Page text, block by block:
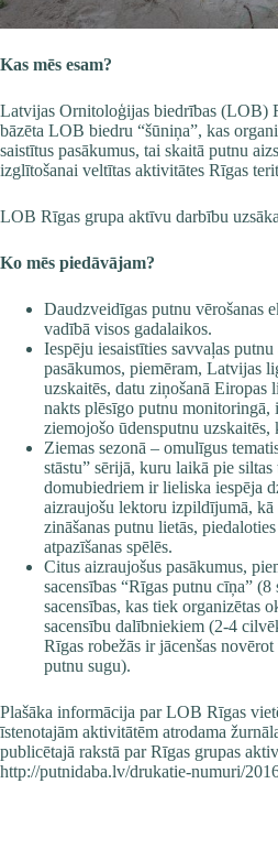
Kas mēs esam?
Latvijas Ornitoloģijas biedrības (LOB)
bāzēta LOB biedru “šūniņa”, kas
saistītus pasākumus, tai skaitā putnu
izglītošanai veltītas aktivitātes Rīgas
LOB Rīgas grupa aktīvu darbību
Ko mēs piedāvājam?
Daudzveidīgas putnu vērošanas
vadībā visos gadalaikos.
Iespēju iesaistīties savvaļas
pasākumos, piemēram, Latvijas
uzskaitēs, datu ziņošanā Eiropas
nakts plēsīgo putnu monitoringā,
ziemojošo ūdensputnu uzskaitēs,
Ziemas sezonā – omulīgus
stāstu” sērijā, kuru laikā pie
domubiedriem ir lieliska iespēja
aizraujošu lektoru izpildījumā,
zināšanas putnu lietās,
atpazīšanas spēlēs.
Citus aizraujošus pasākumus,
sacensības “Rīgas putnu cīņa”
sacensības, kas tiek organizētas
sacensību dalībniekiem (2-4
Rīgas robežās ir jācenšas
putnu sugu).
Plašāka informācija par LOB Rīgas
īstenotajām aktivitātēm atrodama
publicētajā rakstā par Rīgas grupas
http://putnidaba.lv/drukatie-numuri/